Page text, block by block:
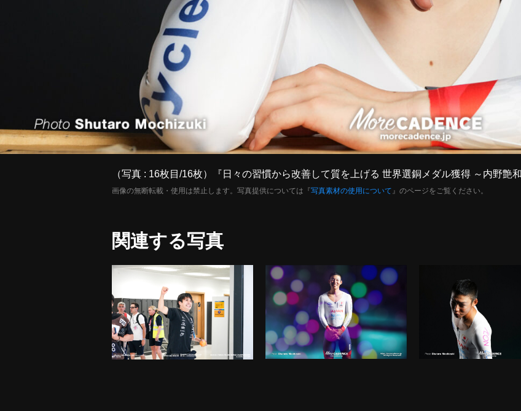
（写真 : 16枚目/16枚）『日々の習慣から改善して質を上げる 世界選銅メダル獲得 ～内野艶
画像の無断転載・使用は禁止します。写真提供については『写真素材の使用について 』のページをご覧ください。
関連する写真